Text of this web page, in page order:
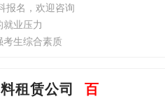
报名，欢迎咨询
业压力
生综合素质
租赁公司 百